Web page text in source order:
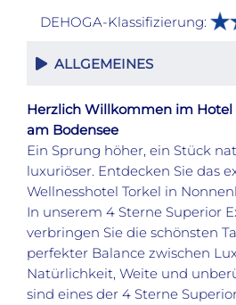
DEHOGA-Klassifizierung:
ALLGEMEINES
Herzlich Willkommen im Hotel
am Bodensee
Ein Sprung höher, ein Stück
luxuriöser. Entdecken Sie das
Wellnesshotel Torkel in
In unserem 4 Sterne Superior
verbringen Sie die schönsten
perfekter Balance zwischen
Natürlichkeit, Weite und
sind eines der 4 Sterne